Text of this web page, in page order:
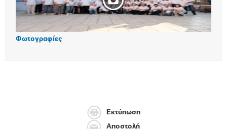
Φωτογραφίες
Εκτύπωση
Αποστολή